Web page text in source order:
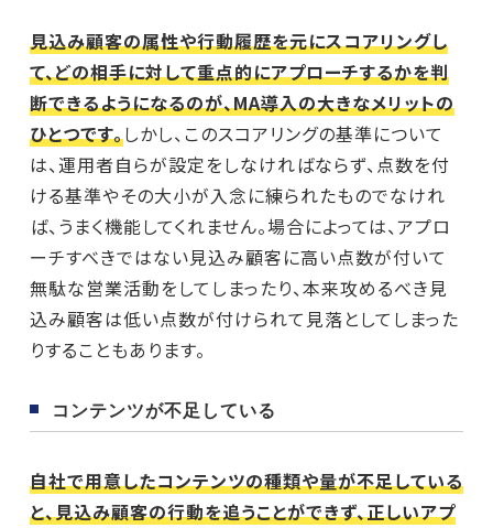
見込み顧客の属性や行動履歴を元にスコアリングし
て、どの相手に対して重点的にアプローチするかを判
断できるようになるのが、MA導入の大きなメリットの
ひとつです。しかし、このスコアリングの基準について
は、運用者自らが設定をしなければならず、点数を付
ける基準やその大小が入念に練られたものでなけれ
ば、うまく機能してくれません。場合によっては、アプロ
ーチすべきではない見込み顧客に高い点数が付いて
無駄な営業活動をしてしまったり、本来攻めるべき見
込み顧客は低い点数が付けられて見落としてしまった
りすることもあります。
コンテンツが不足している
自社で用意したコンテンツの種類や量が不足している
と、見込み顧客の行動を追うことができず、正しいアプ